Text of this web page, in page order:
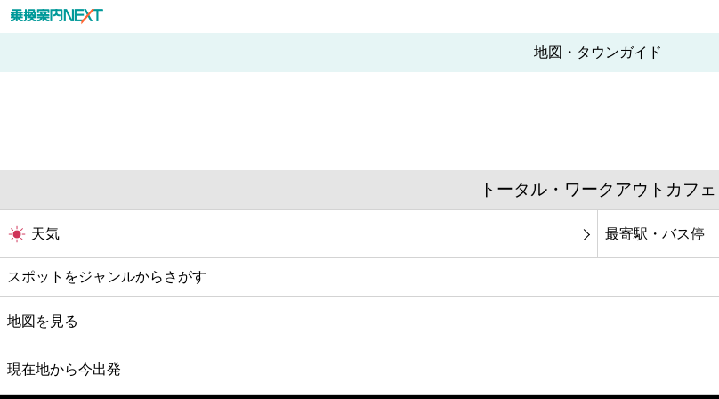
地図・タウンガイド
トータル・ワークアウトカフェ
天気 最寄駅・バス停
スポットをジャンルからさがす
グルメ
映画
地図を見る
現在地から今出発